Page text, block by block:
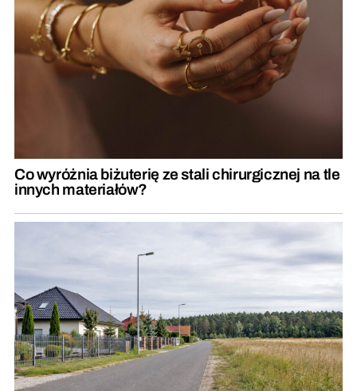
Co wyróżnia biżuterię ze stali chirurgicznej na tle
innych materiałów?